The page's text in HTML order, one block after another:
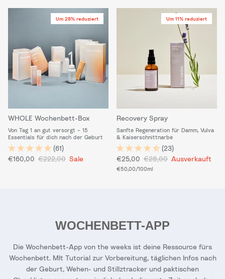
Um 28% reduziert
WHOLE Wochenbett-Box
Von Tag 1 an gut versorgt – 15
Essentials für dich nach der Geburt
(61)
Verkaufspreis
€160,00 Normaler Preis
€222,00 Sale
Um 11% reduziert
Recovery Spray
Sanfte Regeneration für Damm, Vulva
& Kaiserschnittnarbe
(23)
Verkaufspreis
€25,00 Normaler Preis
€28,00 Ausverkauft
Grundpreis
€50,00/100ml
WOCHENBETT-APP
Die Wochenbett-App von the weeks ist deine Ressource fürs
Wochenbett. MIt Tutorial zur Vorbereitung, täglichen Infos nach
der Geburt, Wehen- und Stillztracker und paktischen